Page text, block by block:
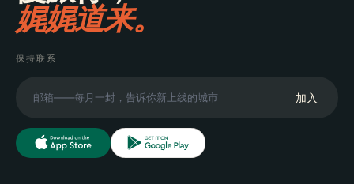
娓娓道来。
保持联系
加入